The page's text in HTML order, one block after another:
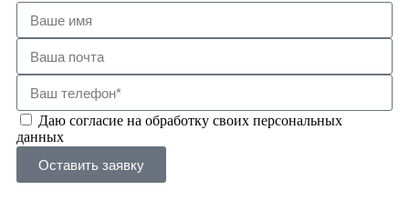
Даю согласие на обработку своих персональных
данных
Оставить заявку